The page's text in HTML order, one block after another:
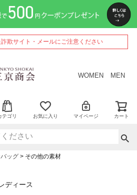
欺サイト・メールにご注意ください
WOMEN MEN
テゴリ お気に入り マイページ カート
ッグ その他の素材
ディース